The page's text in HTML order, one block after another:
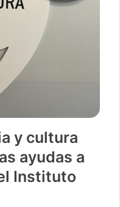
y cultura
ayudas a
Instituto